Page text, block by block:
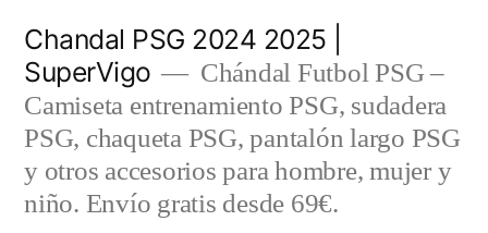
contenido
Chandal PSG 2024 2025 |
SuperVigo
Chándal Futbol PSG –
Camiseta entrenamiento PSG, sudadera
PSG, chaqueta PSG, pantalón largo PSG
y otros accesorios para hombre, mujer y
niño. Envío gratis desde 69€.